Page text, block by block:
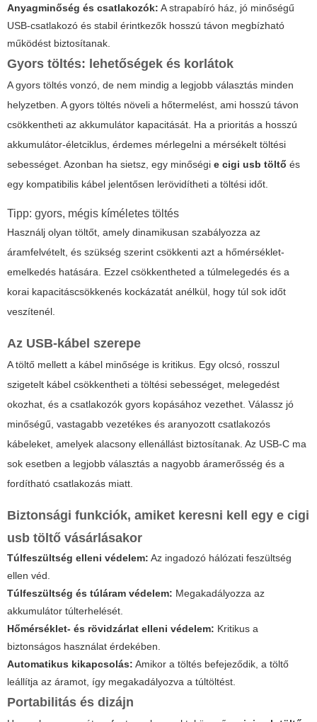
Anyagminőség és csatlakozók: A strapabíró ház, jó minőségű
USB-csatlakozó és stabil érintkezők hosszú távon megbízható
működést biztosítanak.
Gyors töltés: lehetőségek és korlátok
A gyors töltés vonzó, de nem mindig a legjobb választás minden
helyzetben. A gyors töltés növeli a hőtermelést, ami hosszú távon
csökkentheti az akkumulátor kapacitását. Ha a prioritás a hosszú
akkumulátor-életciklus, érdemes mérlegelni a mérsékelt töltési
sebességet. Azonban ha sietsz, egy minőségi e cigi usb töltő és
egy kompatibilis kábel jelentősen lerövidítheti a töltési időt.
Tipp: gyors, mégis kíméletes töltés
Használj olyan töltőt, amely dinamikusan szabályozza az
áramfelvételt, és szükség szerint csökkenti azt a hőmérséklet-
emelkedés hatására. Ezzel csökkentheted a túlmelegedés és a
korai kapacitáscsökkenés kockázatát anélkül, hogy túl sok időt
veszítenél.
Az USB-kábel szerepe
A töltő mellett a kábel minősége is kritikus. Egy olcsó, rosszul
szigetelt kábel csökkentheti a töltési sebességet, melegedést
okozhat, és a csatlakozók gyors kopásához vezethet. Válassz jó
minőségű, vastagabb vezetékes és aranyozott csatlakozós
kábeleket, amelyek alacsony ellenállást biztosítanak. Az USB-C ma
sok esetben a legjobb választás a nagyobb áramerősség és a
fordítható csatlakozás miatt.
Biztonsági funkciók, amiket keresni kell egy e cigi
usb töltő vásárlásakor
Túlfeszültség elleni védelem: Az ingadozó hálózati feszültség
ellen véd.
Túlfeszültség és túláram védelem: Megakadályozza az
akkumulátor túlterhelését.
Hőmérséklet- és rövidzárlat elleni védelem: Kritikus a
biztonságos használat érdekében.
Automatikus kikapcsolás: Amikor a töltés befejeződik, a töltő
leállítja az áramot, így megakadályozva a túltöltést.
Portabilitás és dizájn